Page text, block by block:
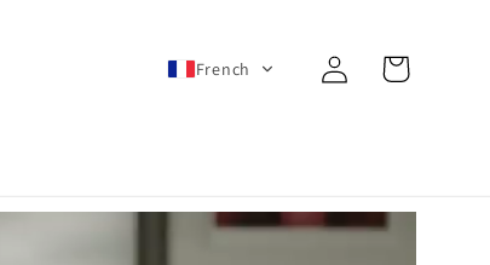
French Connexion Panier